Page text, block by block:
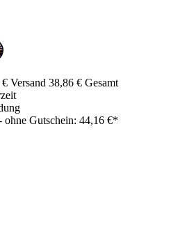
Versand 38,86 € Gesamt
ohne Gutschein: 44,16 €*